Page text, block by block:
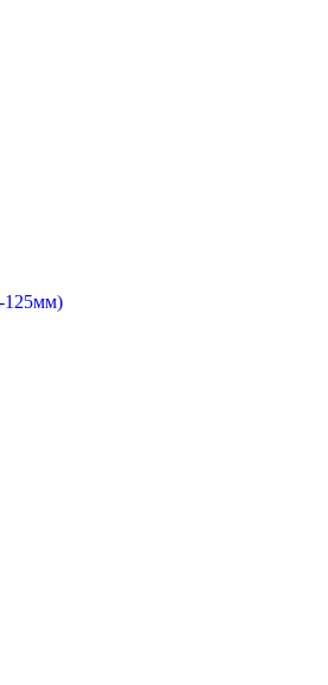
125мм)